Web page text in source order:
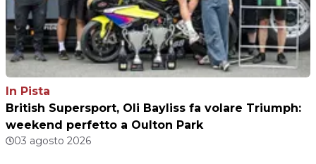
In Pista
British Supersport, Oli Bayliss fa volare Triumph:
weekend perfetto a Oulton Park
03 agosto 2026